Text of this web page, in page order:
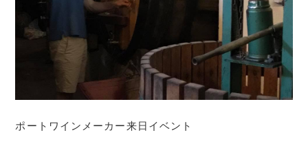
ポートワインメーカー来日イベント